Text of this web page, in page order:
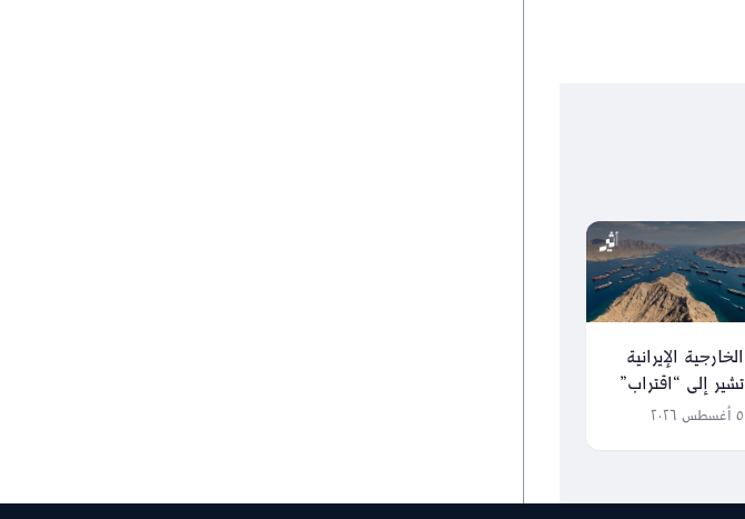
الخارجية الإيرانية
تشير إلى “اقتراب”
الصيغة النهائية من
٥ أغسطس ٢٠٢٦